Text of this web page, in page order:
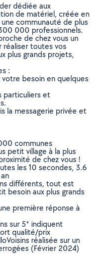
dédiée aux
de matériel, créée en
communauté de plus
000 professionnels.
de chez vous un
réaliser toutes vos
plus grands projets,
:
besoin en quelques
particuliers et
la messagerie privée et
communes
petit village à la plus
de chez vous !
les 10 secondes, 3.6
différents, tout est
besoin aux plus grands
première réponse à
sur 5* indiquent
qualité/prix
réalisée sur un
(Février 2024)